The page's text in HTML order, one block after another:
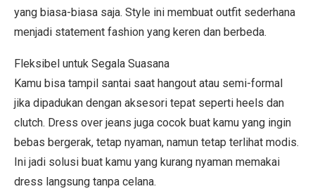
yang biasa-biasa saja. Style ini membuat outfit sederhana
menjadi statement fashion yang keren dan berbeda.
Fleksibel untuk Segala Suasana
Kamu bisa tampil santai saat hangout atau semi-formal
jika dipadukan dengan aksesori tepat seperti heels dan
clutch. Dress over jeans juga cocok buat kamu yang ingin
bebas bergerak, tetap nyaman, namun tetap terlihat modis.
Ini jadi solusi buat kamu yang kurang nyaman memakai
dress langsung tanpa celana.